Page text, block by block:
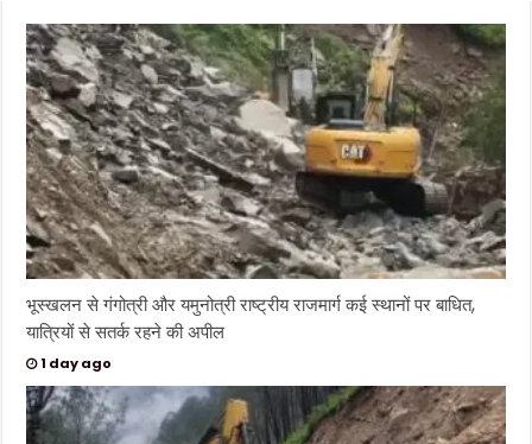
भूस्खलन से गंगोत्री और यमुनोत्री राष्ट्रीय राजमार्ग कई स्थानों पर बाधित,
यात्रियों से सतर्क रहने की अपील
1 day ago